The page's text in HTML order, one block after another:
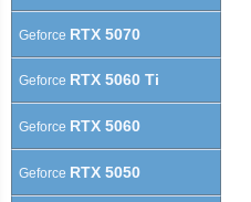
Geforce RTX 5070
Geforce RTX 5060 Ti
Geforce RTX 5060
Geforce RTX 5050